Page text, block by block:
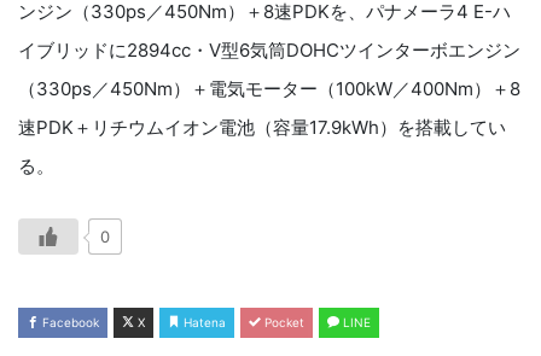
ンジン（330ps／450Nm）＋8速PDKを、パナメーラ4 E-ハ
イブリッドに2894cc・V型6気筒DOHCツインターボエンジン
（330ps／450Nm）＋電気モーター（100kW／400Nm）＋8
速PDK＋リチウムイオン電池（容量17.9kWh）を搭載してい
る。
0
Facebook X Hatena Pocket LINE